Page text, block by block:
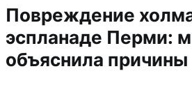
Повреждение
эспланаде Перми:
объяснила причины